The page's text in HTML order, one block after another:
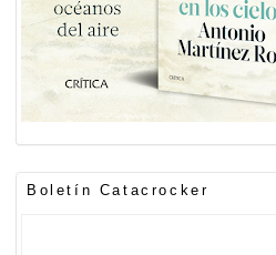
Boletín Catacrocker